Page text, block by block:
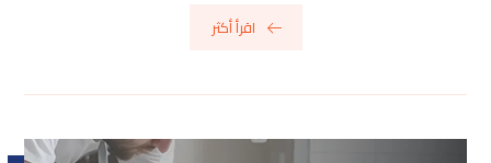
اقرأ أكثر